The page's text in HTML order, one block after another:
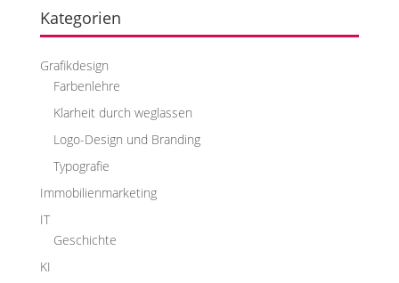
Kategorien
Grafikdesign
Farbenlehre
Klarheit durch weglassen
Logo-Design und Branding
Typografie
Immobilienmarketing
IT
Geschichte
KI